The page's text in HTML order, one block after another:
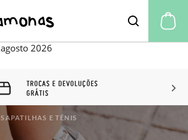
TROCAS E DEVOLUÇÕES
GRÁTIS
SAPATILHAS E TÉNIS